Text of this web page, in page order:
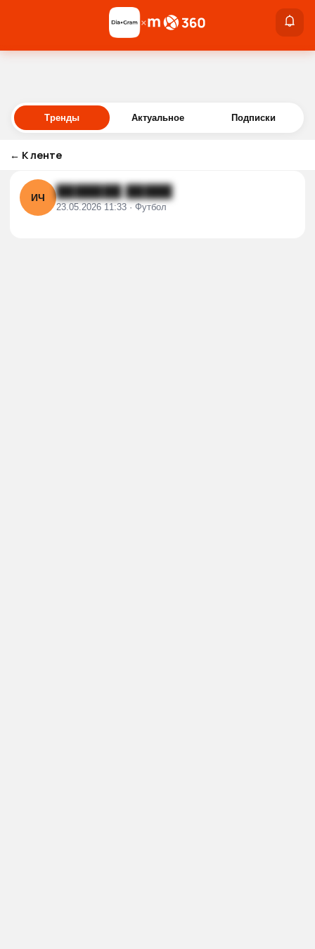
Войти
×
Тренды Актуальное Подписки
← К ленте
ИЧ ███████ █████
23.05.2026 11:33 · Футбол